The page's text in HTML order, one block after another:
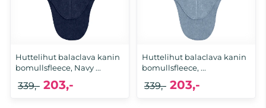
Huttelihut balaclava kanin
bomullsfleece, Navy ...
203,-
339,-
Huttelihut balaclava kanin
bomullsfleece, ...
203,-
339,-